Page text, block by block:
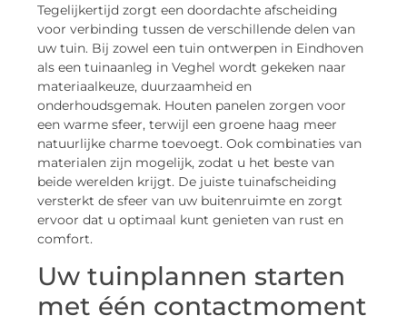
Tegelijkertijd zorgt een doordachte afscheiding
voor verbinding tussen de verschillende delen van
uw tuin. Bij zowel een tuin ontwerpen in Eindhoven
als een tuinaanleg in Veghel wordt gekeken naar
materiaalkeuze, duurzaamheid en
onderhoudsgemak. Houten panelen zorgen voor
een warme sfeer, terwijl een groene haag meer
natuurlijke charme toevoegt. Ook combinaties van
materialen zijn mogelijk, zodat u het beste van
beide werelden krijgt. De juiste tuinafscheiding
versterkt de sfeer van uw buitenruimte en zorgt
ervoor dat u optimaal kunt genieten van rust en
comfort.
Uw tuinplannen starten
met één contactmoment